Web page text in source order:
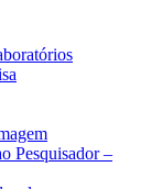
Pesquisador –